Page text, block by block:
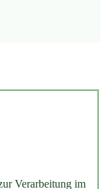
Verarbeitung im